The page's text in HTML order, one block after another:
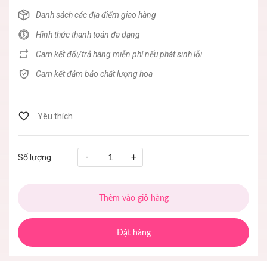
Danh sách các địa điểm giao hàng
Hình thức thanh toán đa dạng
Cam kết đổi/trả hàng miễn phí nếu phát sinh lỗi
Cam kết đảm bảo chất lượng hoa
Số lượng: - +
Thêm vào giỏ hàng
Đặt hàng